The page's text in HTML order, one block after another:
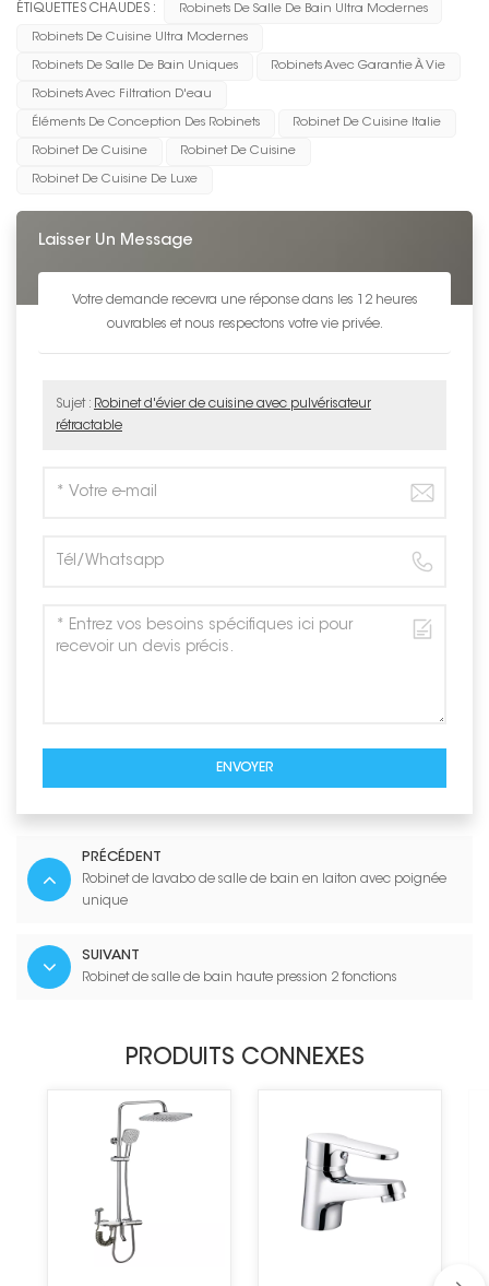
ÉTIQUETTES CHAUDES : Robinets De Salle De Bain Ultra Modernes
Robinets De Cuisine Ultra Modernes
Robinets De Salle De Bain Uniques Robinets Avec Garantie À Vie
Robinets Avec Filtration D'eau
Éléments De Conception Des Robinets Robinet De Cuisine Italie
Robinet De Cuisine Robinet De Cuisine
Robinet De Cuisine De Luxe
Laisser Un Message
Votre demande recevra une réponse dans les 12 heures
ouvrables et nous respectons votre vie privée.
Sujet : Robinet d'évier de cuisine avec pulvérisateur
rétractable
ENVOYER
PRÉCÉDENT
Robinet de lavabo de salle de bain en laiton avec poignée
unique
SUIVANT
Robinet de salle de bain haute pression 2 fonctions
PRODUITS CONNEXES